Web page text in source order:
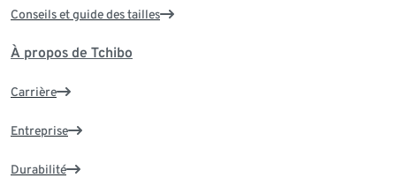
Conseils et guide des tailles
À propos de Tchibo
Carrière
Entreprise
Durabilité